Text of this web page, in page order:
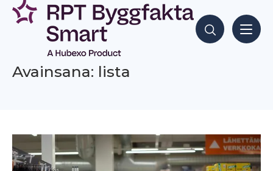
Siirry
sisältöön
Hae sisältöjä
Avainsana: lista